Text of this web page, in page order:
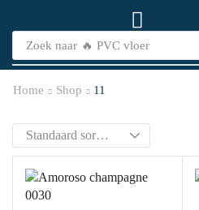
Zoek naar 🔥 PVC vloer
Home Shop 11